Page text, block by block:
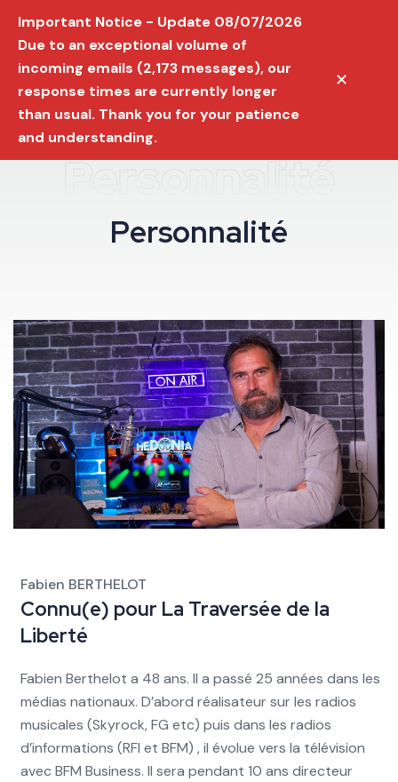
Personnalité
Personnalité
Fabien BERTHELOT
Connu(e) pour La Traversée de la
Liberté
Fabien Berthelot a 48 ans. Il a passé 25 années dans les
médias nationaux. D’abord réalisateur sur les radios
musicales (Skyrock, FG etc) puis dans les radios
d’informations (RFI et BFM) , il évolue vers la télévision
avec BFM Business. Il sera pendant 10 ans directeur
Important Notice - Update 08/07/2026
Due to an exceptional volume of
incoming emails (2,173 messages), our
response times are currently longer
than usual. Thank you for your patience
and understanding.
✕